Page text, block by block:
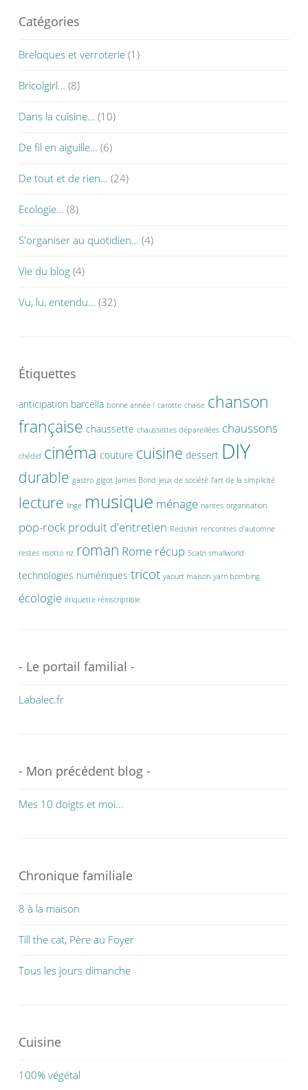
Catégories
Breloques et verroterie (1)
Bricolgirl… (8)
Dans la cuisine… (10)
De fil en aiguille… (6)
De tout et de rien… (24)
Ecologie… (8)
S'organiser au quotidien… (4)
Vie du blog (4)
Vu, lu, entendu… (32)
Étiquettes
anticipation barcella bonne année ! carotte chaise chanson
française chaussette chaussettes dépareillées chaussons
chédid cinéma couture cuisine dessert DIY
durable gastro gigot James Bond jeux de société l'art de la simplicité
lecture linge musique ménage nantes organisation
pop-rock produit d'entretien Redshirt rencontres d'automne
restes risotto riz roman Rome récup Scalzi smallworld
technologies numériques tricot yaourt maison yarn bombing
écologie étiquette réinscriptible
- Le portail familial -
Labalec.fr
- Mon précédent blog -
Mes 10 doigts et moi…
Chronique familiale
8 à la maison
Till the cat, Père au Foyer
Tous les jours dimanche
Cuisine
100% végétal